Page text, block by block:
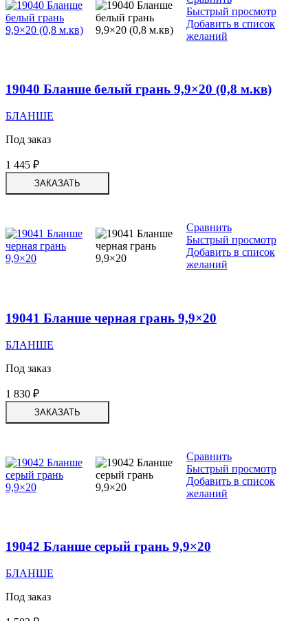
Быстрый просмотр
Добавить в список
желаний
19040 Бланше белый грань 9,9×20 (0,8 м.кв)
БЛАНШЕ
Под заказ
1 445 ₽
ЗАКАЗАТЬ
Сравнить
Быстрый просмотр
Добавить в список
желаний
19041 Бланше черная грань 9,9×20
БЛАНШЕ
Под заказ
1 830 ₽
ЗАКАЗАТЬ
Сравнить
Быстрый просмотр
Добавить в список
желаний
19042 Бланше серый грань 9,9×20
БЛАНШЕ
Под заказ